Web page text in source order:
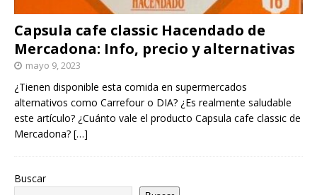
Capsula cafe classic Hacendado de
Mercadona: Info, precio y alternativas
mayo 9, 2023
¿Tienen disponible esta comida en supermercados
alternativos como Carrefour o DIA? ¿Es realmente saludable
este artículo? ¿Cuánto vale el producto Capsula cafe classic de
Mercadona? […]
Buscar